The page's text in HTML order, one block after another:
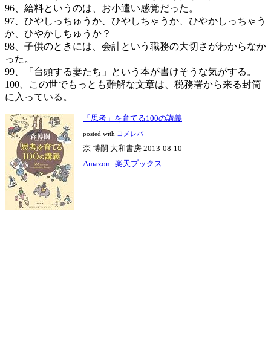
96、給料というのは、お小遣い感覚だった。
97、ひやしっちゅうか、ひやしちゃうか、ひやかしっちゃう
か、ひやかしちゅうか？
98、子供のときには、会計という職務の大切さがわからなか
った。
99、「台頭する妻たち」という本が書けそうな気がする。
100、この世でもっとも難解な文章は、税務署から来る封筒
に入っている。
「思考」を育てる100の講義
posted with ヨメレバ
森 博嗣 大和書房 2013-08-10
Amazon 楽天ブックス